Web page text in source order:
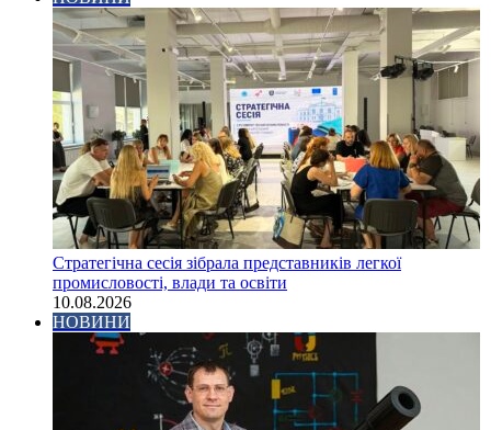
Стратегічна сесія зібрала представників легкої
промисловості, влади та освіти
10.08.2026
НОВИНИ